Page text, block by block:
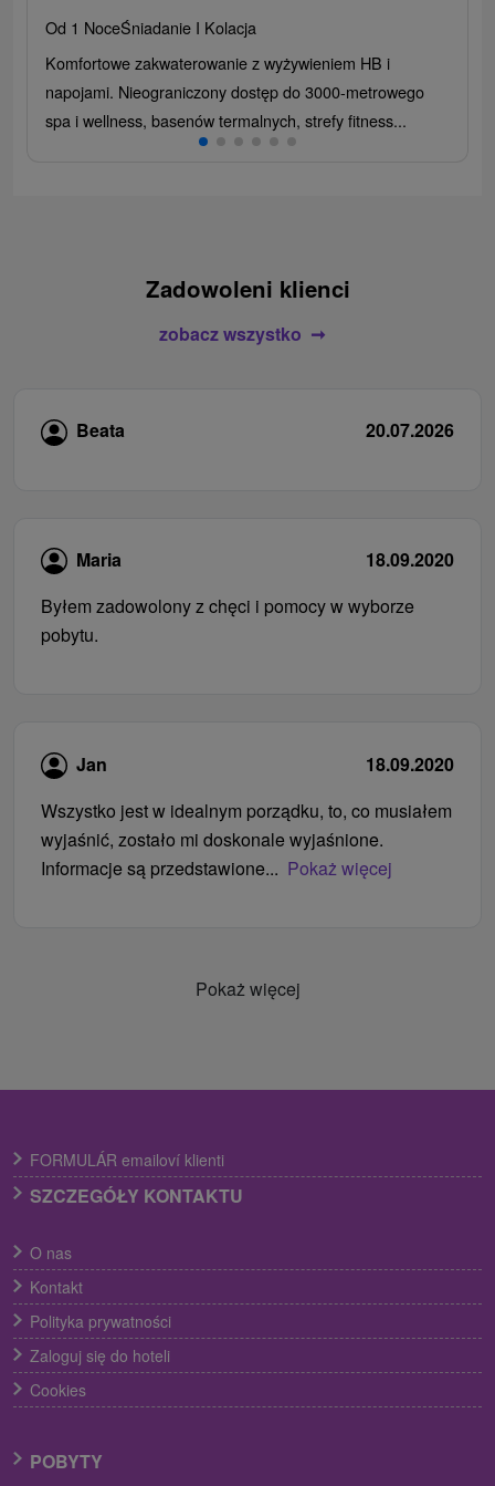
Od 1 NoceŚniadanie I Kolacja
Komfortowe zakwaterowanie z wyżywieniem HB i
napojami. Nieograniczony dostęp do 3000-metrowego
spa i wellness, basenów termalnych, strefy fitness...
Zadowoleni klienci
zobacz wszystko
Beata 20.07.2026
Maria
18.09.2020
Byłem zadowolony z chęci i pomocy w wyborze
pobytu.
Jan
18.09.2020
Wszystko jest w idealnym porządku, to, co musiałem
wyjaśnić, zostało mi doskonale wyjaśnione.
Informacje są przedstawione... Pokaż więcej
Pokaż więcej
FORMULÁR emailoví klienti
SZCZEGÓŁY KONTAKTU
O nas
Kontakt
Polityka prywatności
Zaloguj się do hoteli
Cookies
POBYTY